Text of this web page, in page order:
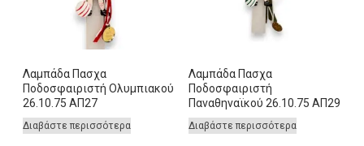
Λαμπάδα Πασχα
Ποδοσφαιριστή Ολυμπιακού
26.10.75 ΑΠ27
Διαβάστε περισσότερα
Λαμπάδα Πασχα
Ποδοσφαιριστή
Παναθηναϊκού 26.10.75 ΑΠ29
Διαβάστε περισσότερα